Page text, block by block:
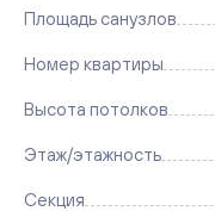
Площадь санузлов
Номер квартиры
Высота потолков
Этаж/этажность
Секция